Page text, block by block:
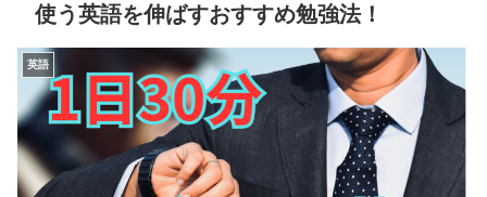
使う英語を伸ばすおすすめ勉強法！
英語